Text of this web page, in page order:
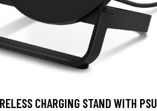
CHARGING STAND WITH PSU